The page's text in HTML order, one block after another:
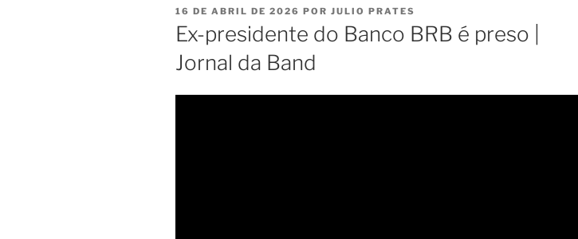
PUBLICADO
EM
16 DE ABRIL DE 2026 POR JULIO PRATES
Ex-presidente do Banco BRB é preso |
Jornal da Band